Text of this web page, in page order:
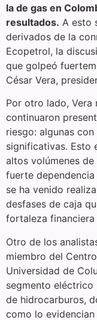
la de gas en
resultados. A esto
derivados de la
Ecopetrol, la
que golpeó
César Vera,
Por otro lado,
continuaron
riesgo: algunas
significativas. Esto
altos volúmenes
fuerte
se ha venido
desfases de caja
fortaleza
Otro de los
miembro del
Universidad de
segmento
de hidrocarburos,
como lo